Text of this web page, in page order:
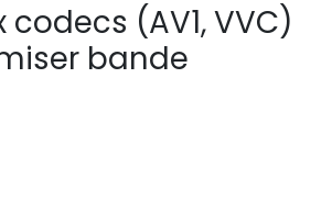
(AV1, VVC)
bande